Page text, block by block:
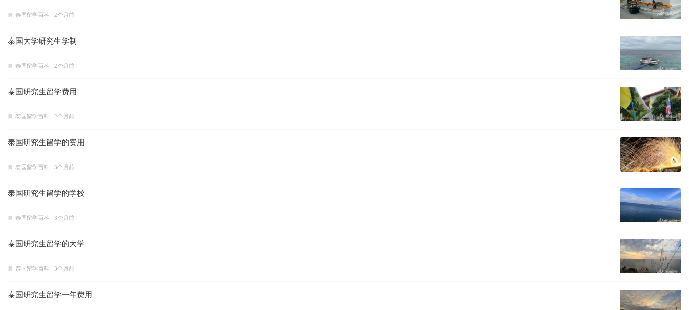
泰国留学百科 2个月前
泰国大学研究生学制
泰国留学百科 2个月前
泰国研究生留学费用
泰国留学百科 2个月前
泰国研究生留学的费用
泰国留学百科 3个月前
泰国研究生留学的学校
泰国留学百科 3个月前
泰国研究生留学的大学
泰国留学百科 3个月前
泰国研究生留学一年费用